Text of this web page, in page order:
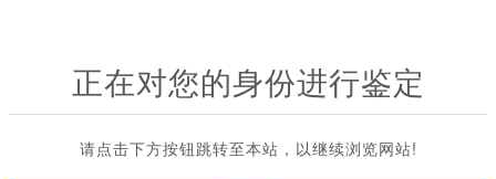
正在对您的身份进行鉴定
请点击下方按钮跳转至本站，以继续浏览网站!